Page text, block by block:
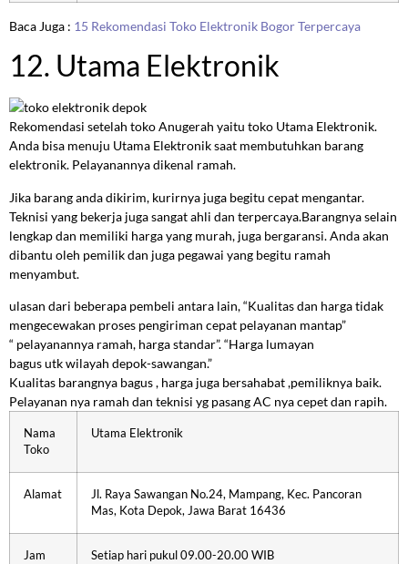
Baca Juga : 15 Rekomendasi Toko Elektronik Bogor Terpercaya
12. Utama Elektronik
Rekomendasi setelah toko Anugerah yaitu toko Utama Elektronik.
Anda bisa menuju Utama Elektronik saat membutuhkan barang
elektronik. Pelayanannya dikenal ramah.
Jika barang anda dikirim, kurirnya juga begitu cepat mengantar.
Teknisi yang bekerja juga sangat ahli dan terpercaya.Barangnya selain
lengkap dan memiliki harga yang murah, juga bergaransi. Anda akan
dibantu oleh pemilik dan juga pegawai yang begitu ramah
menyambut.
ulasan dari beberapa pembeli antara lain, “Kualitasdan harga tidak
mengecewakan proses pengiriman cepat pelayanan mantap”
“ pelayanannya ramah, harga standar”.“Harga lumayan
bagusutkwilayah depok-sawangan.”
Kualitas barangnya bagus , harga juga bersahabat ,pemiliknya baik.
Pelayanan nya ramah dan teknisi yg pasang AC nya cepet dan rapih.
Nama
Toko
Utama Elektronik
Alamat
Jl. Raya Sawangan No.24, Mampang, Kec. Pancoran
Mas, Kota Depok, Jawa Barat 16436
Jam
Setiap hari pukul 09.00-20.00 WIB